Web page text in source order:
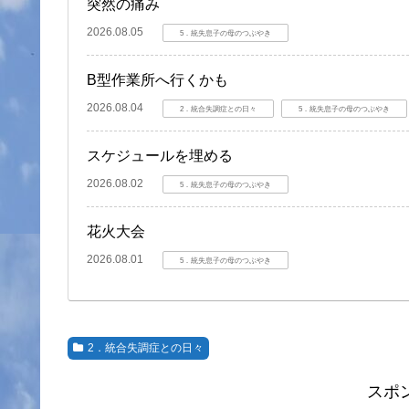
突然の痛み
2026.08.05 5．統失息子の母のつぶやき
B型作業所へ行くかも
2026.08.04 2．統合失調症との日々 5．統失息子の母のつぶやき
スケジュールを埋める
2026.08.02 5．統失息子の母のつぶやき
花火大会
2026.08.01 5．統失息子の母のつぶやき
2．統合失調症との日々
スポ